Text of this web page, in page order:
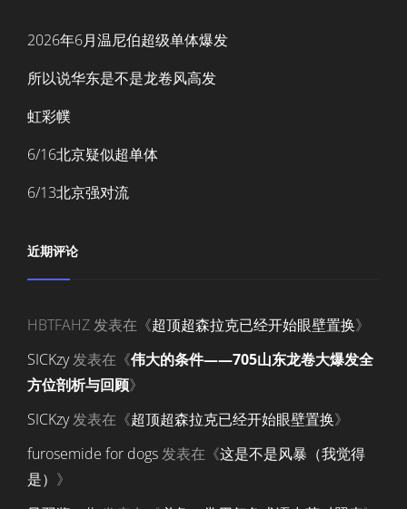
2026年6月温尼伯超级单体爆发
所以说华东是不是龙卷风高发
虹彩幞
6/16北京疑似超单体
6/13北京强对流
近期评论
HBTFAHZ发表在《超顶超森拉克已经开始眼壁置换》
SICKzy发表在《伟大的条件——705山东龙卷大爆发全
方位剖析与回顾》
SICKzy发表在《超顶超森拉克已经开始眼壁置换》
furosemide for dogs发表在《这是不是风暴（我觉得
是） 》